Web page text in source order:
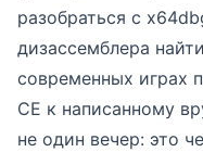
разобраться с
дизассемблера
современных играх
CE к написанному
не один вечер: это